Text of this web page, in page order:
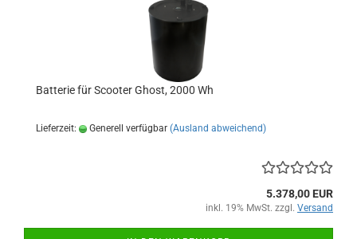
Batterie für Scooter Ghost, 2000 Wh
Lieferzeit: Generell verfügbar (Ausland abweichend)
5.378,00 EUR
inkl. 19% MwSt. zzgl. Versand